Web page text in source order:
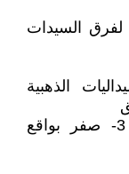
لفرق السيدات
الذهبية
البرازيلي في المباراة النهائية وبنتيجة 3- صفر بواقع